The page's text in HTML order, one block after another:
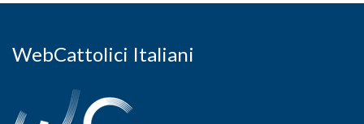
WebCattolici Italiani